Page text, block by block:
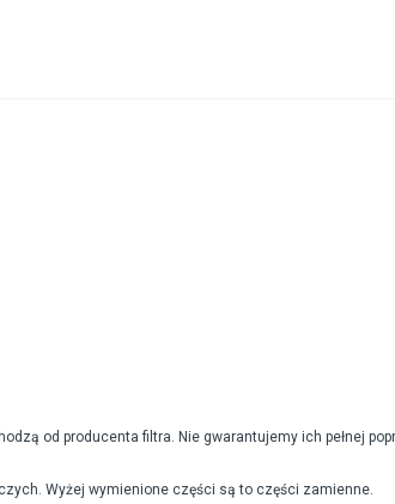
od producenta filtra. Nie gwarantujemy ich pełnej
Wyżej wymienione części są to części zamienne.